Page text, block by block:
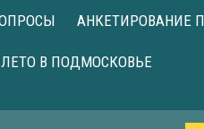
АНКЕТИРОВАНИЕ
ЛЕТО В ПОДМОСКОВЬЕ